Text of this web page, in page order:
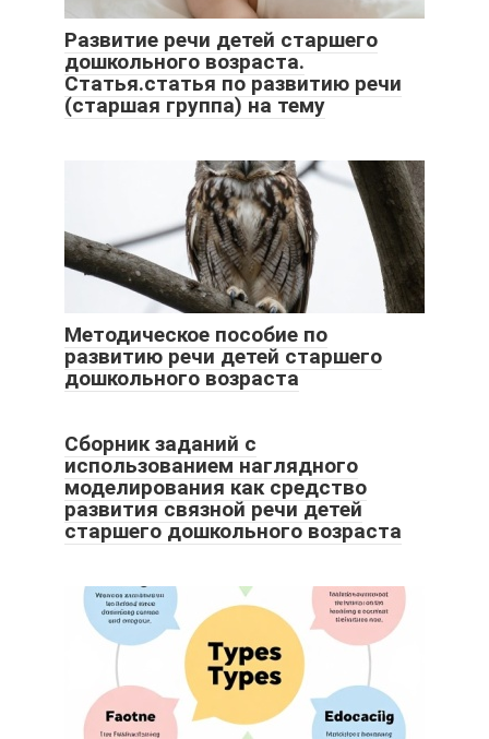
Развитие речи детей старшего
дошкольного возраста.
Статья.статья по развитию речи
(старшая группа) на тему
Методическое пособие по
развитию речи детей старшего
дошкольного возраста
Сборник заданий с
использованием наглядного
моделирования как средство
развития связной речи детей
старшего дошкольного возраста